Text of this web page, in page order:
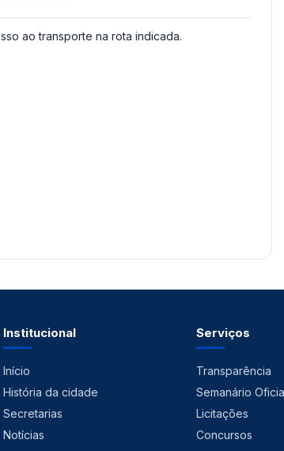
ao transporte na rota indicada.
Institucional
Início
História da cidade
Secretarias
Notícias
Serviços
Transparência
Semanário
Licitações
Concursos